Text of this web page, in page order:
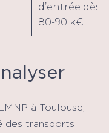
d’entrée dès
80-90 k€
à Toulouse,
des transports